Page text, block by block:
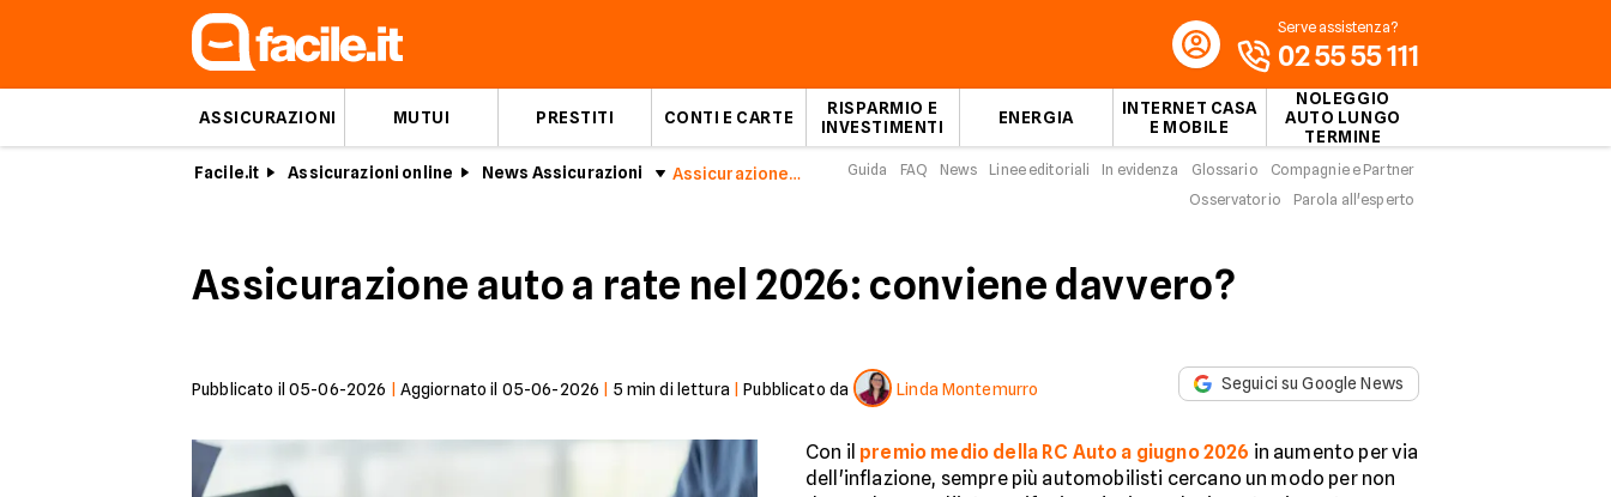
ASSICURAZIONI MUTUI PRESTITI CONTI E CARTE
RISPARMIO E
INVESTIMENTI
ENERGIA
INTERNET CASA
E MOBILE
NOLEGGIO
AUTO LUNGO
TERMINE
Serve assistenza?
02 55 55 111
Facile.it Assicurazioni online News Assicurazioni Assicurazione auto a rate Guida FAQ News Linee editoriali In evidenza Glossario
Compagnie e Partner
Osservatorio
Parola all'esperto
Assicurazione auto a rate nel 2026: conviene davvero?
Pubblicato il 05-06-2026 Aggiornato il 05-06-2026 5 min di lettura |Pubblicato da Linda Montemurro Seguici su Google News
Con il premio medio della RC Auto a giugno 2026 in aumento per via
dell'inflazione, sempre più automobilisti cercano un modo per non